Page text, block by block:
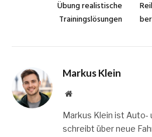
Übung realistische
Trainingslösungen
Markus Klein
Website
Markus Klein ist
schreibt über neue